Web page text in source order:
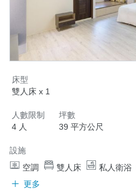
床型
雙人床 x 1
人數限制
4 人
坪數
39 平方公尺
設施
空調
雙人床 私人衛浴
更多